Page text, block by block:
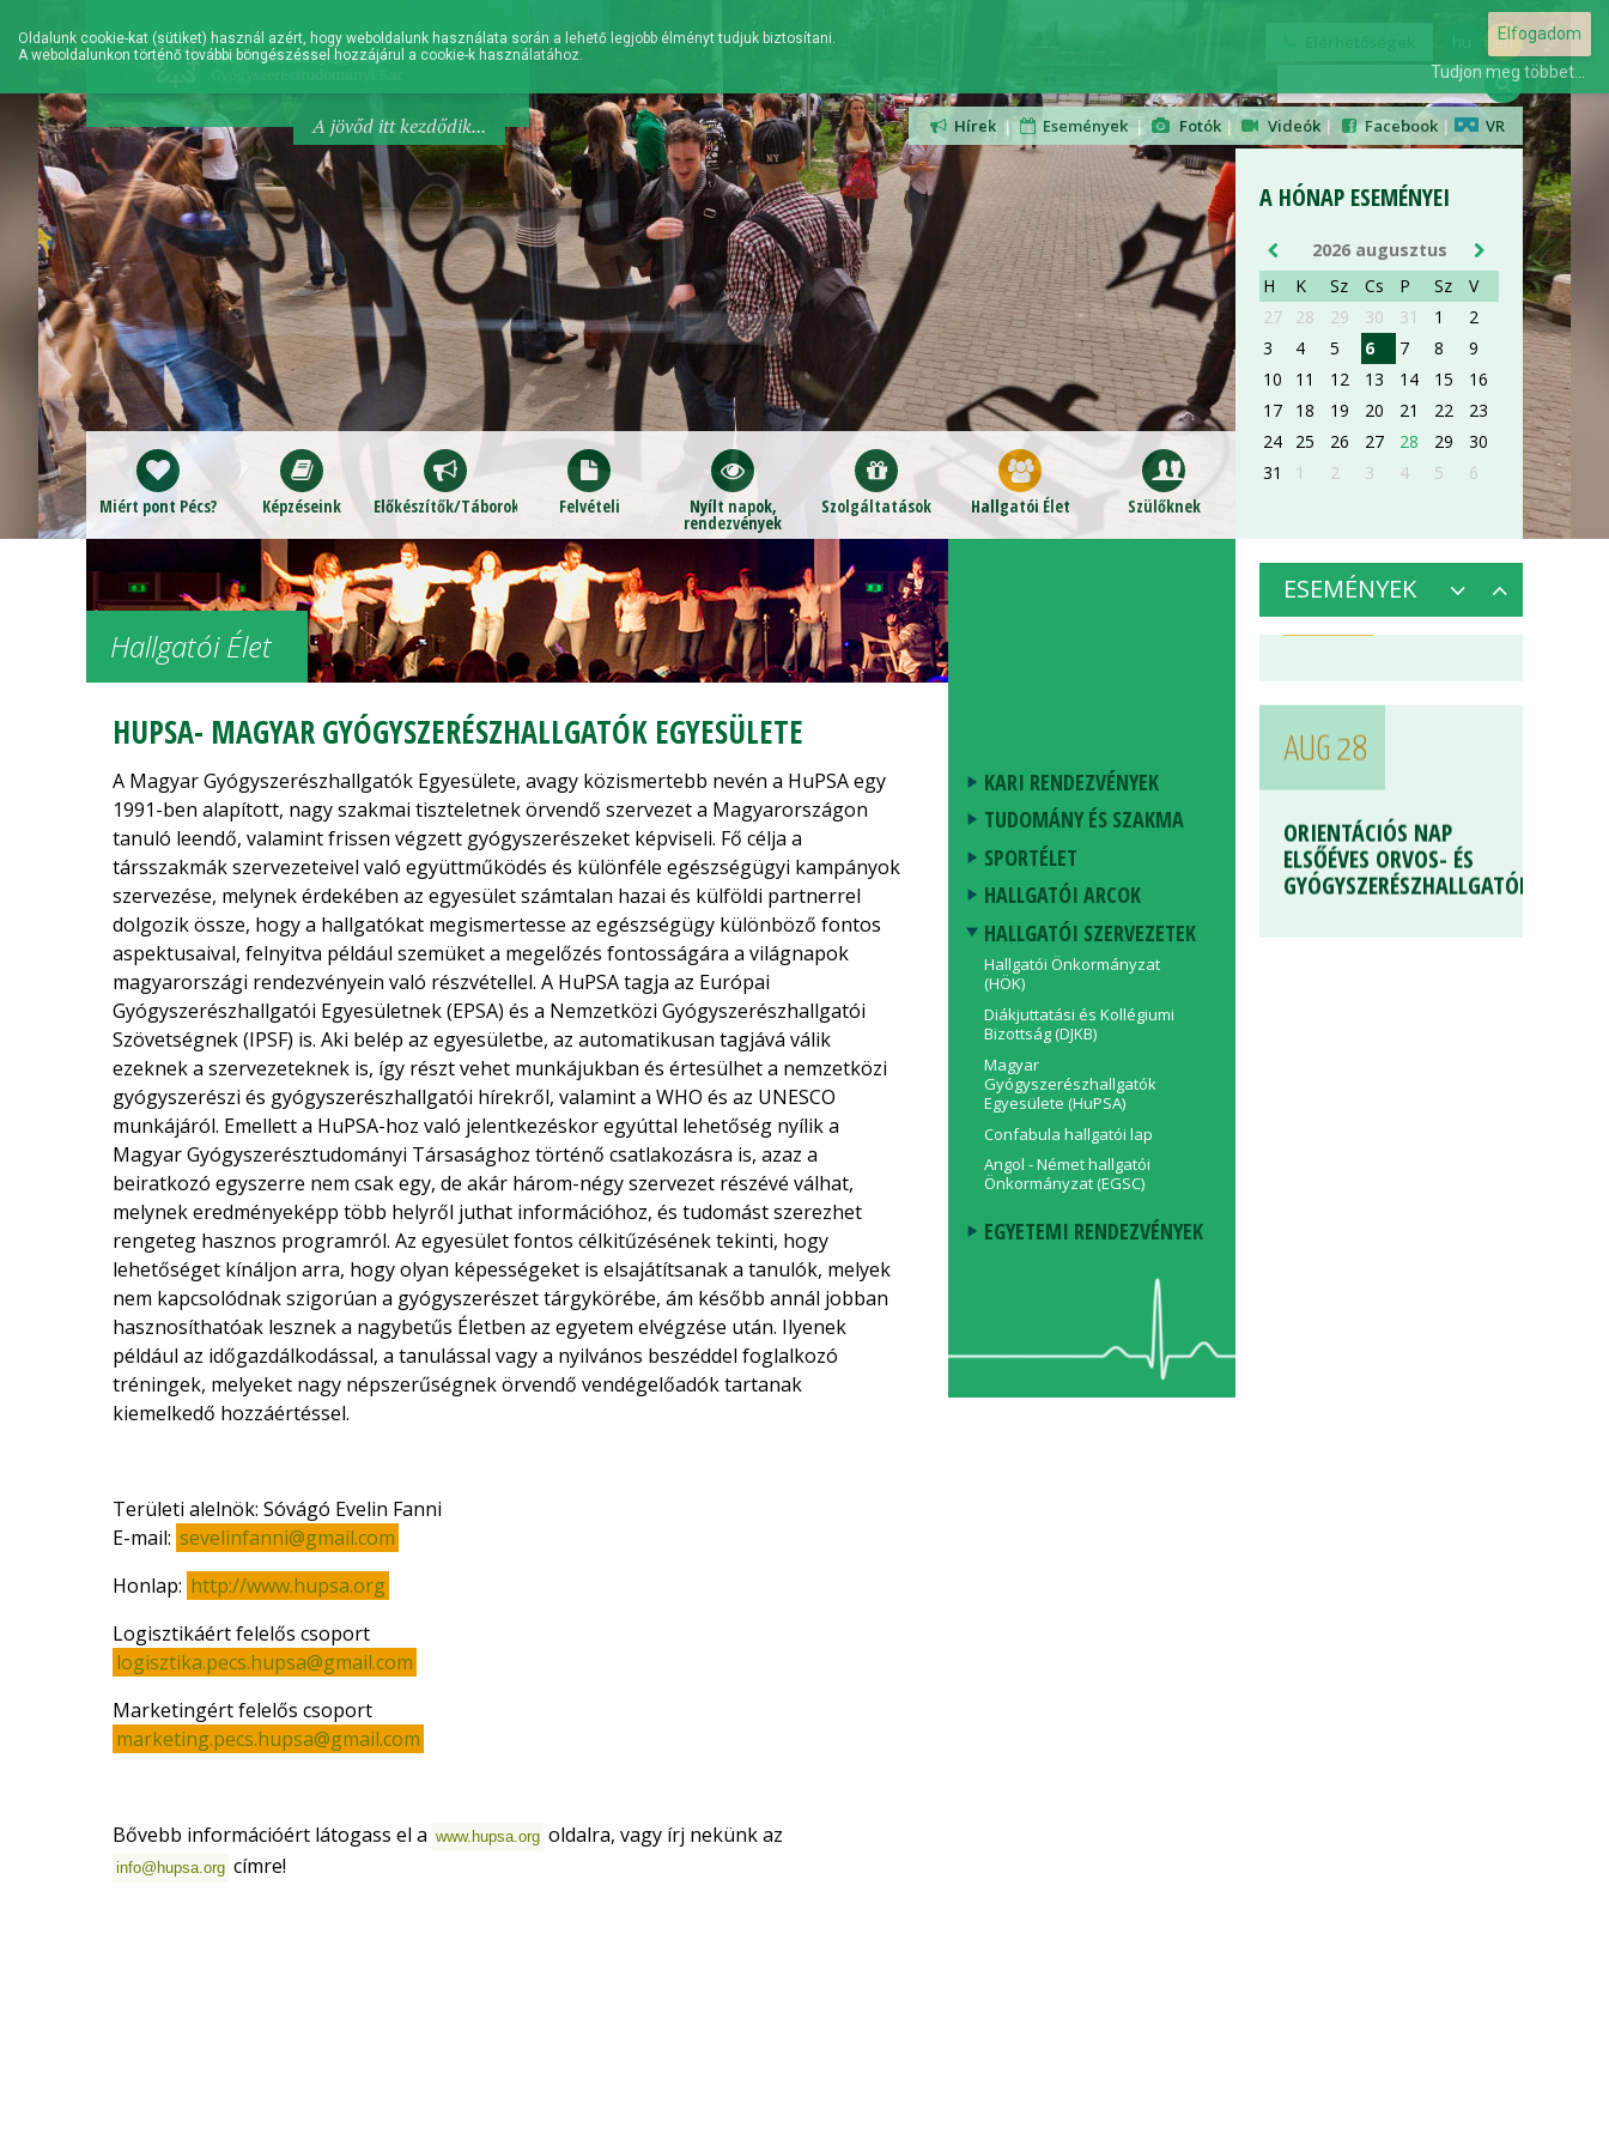
hu en
Hírek| Események | Fotók| Videók | Facebook | VR
A jövőd itt kezdődik...
Miért pont Pécs? Képzéseink Előkészítők/Táborok Felvételi Nyílt napok,
rendezvények
Szolgáltatások Hallgatói Élet Szülőknek
Hallgatói Élet
HUPSA- MAGYAR GYÓGYSZERÉSZHALLGATÓK EGYESÜLETE
A Magyar Gyógyszerészhallgatók Egyesülete, avagy közismertebb nevén a HuPSA egy
1991-ben alapított, nagy szakmai tiszteletnek örvendő szervezet a Magyarországon
tanuló leendő, valamint frissen végzett gyógyszerészeket képviseli. Fő célja a
társszakmák szervezeteivel való együttműködés és különféle egészségügyi kampányok
szervezése, melynek érdekében az egyesület számtalan hazai és külföldi partnerrel
dolgozik össze, hogy a hallgatókat megismertesse az egészségügy különböző fontos
aspektusaival, felnyitva például szemüket a megelőzés fontosságára a világnapok
magyarországi rendezvényein való részvétellel. A HuPSA tagja az Európai
Gyógyszerészhallgatói Egyesületnek (EPSA) és a Nemzetközi Gyógyszerészhallgatói
Szövetségnek (IPSF) is. Aki belép az egyesületbe, az automatikusan tagjává válik
ezeknek a szervezeteknek is, így részt vehet munkájukban és értesülhet a nemzetközi
gyógyszerészi és gyógyszerészhallgatói hírekről, valamint a WHO és az UNESCO
munkájáról. Emellett a HuPSA-hoz való jelentkezéskor egyúttal lehetőség nyílik a
Magyar Gyógyszerésztudományi Társasághoz történő csatlakozásra is, azaz a
beiratkozó egyszerre nem csak egy, de akár három-négy szervezet részévé válhat,
melynek eredményeképp több helyről juthat információhoz, és tudomást szerezhet
rengeteg hasznos programról. Az egyesület fontos célkitűzésének tekinti, hogy
lehetőséget kínáljon arra, hogy olyan képességeket is elsajátítsanak a tanulók, melyek
nem kapcsolódnak szigorúan a gyógyszerészet tárgykörébe, ám később annál jobban
hasznosíthatóak lesznek a nagybetűs Életben az egyetem elvégzése után. Ilyenek
például az időgazdálkodással, a tanulással vagy a nyilvános beszéddel foglalkozó
tréningek, melyeket nagy népszerűségnek örvendő vendégelőadók tartanak
kiemelkedő hozzáértéssel.
Területi alelnök: Sóvágó Evelin Fanni
E-mail: sevelinfanni@gmail.com
Honlap: http://www.hupsa.org
Logisztikáért felelős csoport
logisztika.pecs.hupsa@gmail.com
Marketingért felelős csoport
marketing.pecs.hupsa@gmail.com
Bővebb információért látogass el a www.hupsa.org oldalra, vagy írj nekünk az
info@hupsa.org címre!
KARI RENDEZVÉNYEK
TUDOMÁNY ÉS SZAKMA
SPORTÉLET
HALLGATÓI ARCOK
HALLGATÓI SZERVEZETEK
Hallgatói Önkormányzat
(HÖK)
Diákjuttatási és Kollégiumi
Bizottság (DJKB)
Magyar
Gyógyszerészhallgatók
Egyesülete (HuPSA)
Confabula hallgatói lap
Angol - Német hallgatói
Önkormányzat (EGSC)
EGYETEMI RENDEZVÉNYEK
ESEMÉNYEK
A HÓNAP ESEMÉNYEI
2026 augusztus
H
K Sz Cs P Sz
V
27
28 29 30 31 1
2
3
4 5 6 7 8
9
10
11 12 13 14 15
16
17
18 19 20 21 22
23
24
25 26 27 28 29
30
31
1 2 3 4 5 6
ORIENTÁCIÓS NAP
ELSŐÉVES ORVOS- ÉS
GYÓGYSZERÉSZHALLGATÓKNAK
AUG 28
ORIENTÁCIÓS NAP
ELSŐÉVES ORVOS- ÉS
GYÓGYSZERÉSZHALLGATÓKNAK
részletek »
AUG 28
ORIENTÁCIÓS NAP
ELSŐÉVES ORVOS- ÉS
GYÓGYSZERÉSZHALLGATÓKNAK
részletek »
Oldalunk cookie-kat (sütiket) használ azért, hogy weboldalunk használata során a lehető legjobb élményt tudjuk biztosítani.
A weboldalunkon történő további böngészéssel hozzájárul a cookie-k használatához.
Elfogadom
Tudjon meg többet...